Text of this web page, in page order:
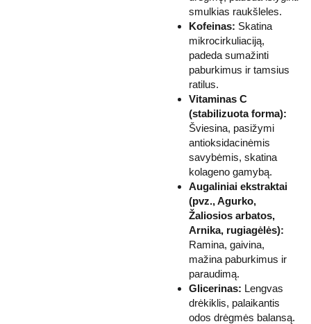
smulkias raukšleles.
Kofeinas: Skatina
mikrocirkuliaciją,
padeda sumažinti
paburkimus ir tamsius
ratilus.
Vitaminas C
(stabilizuota forma):
Šviesina, pasižymi
antioksidacinėmis
savybėmis, skatina
kolageno gamybą.
Augaliniai ekstraktai
(pvz., Agurko,
Žaliosios arbatos,
Arnika, rugiagėlės):
Ramina, gaivina,
mažina paburkimus ir
paraudimą.
Glicerinas: Lengvas
drėkiklis, palaikantis
odos drėgmės balansą.